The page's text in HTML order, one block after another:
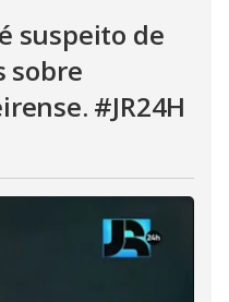
suspeito de
sobre
#JR24H